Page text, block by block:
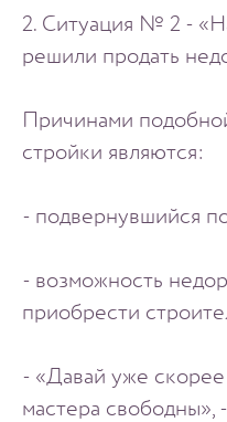
2. Ситуация № 2 -
решили продать
Причинами
стройки являются:
- подвернувшийся
- возможность
приобрести
- «Давай уже скорее
мастера свободны»,